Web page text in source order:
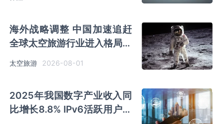
海外战略调整 中国加速追赶
全球太空旅游行业进入格局重
塑期
太空旅游 2026-08-01
2025年我国数字产业收入同
比增长8.8% IPv6活跃用户数